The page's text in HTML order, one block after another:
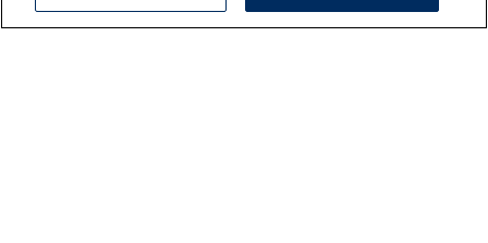
Fiscalité internationale